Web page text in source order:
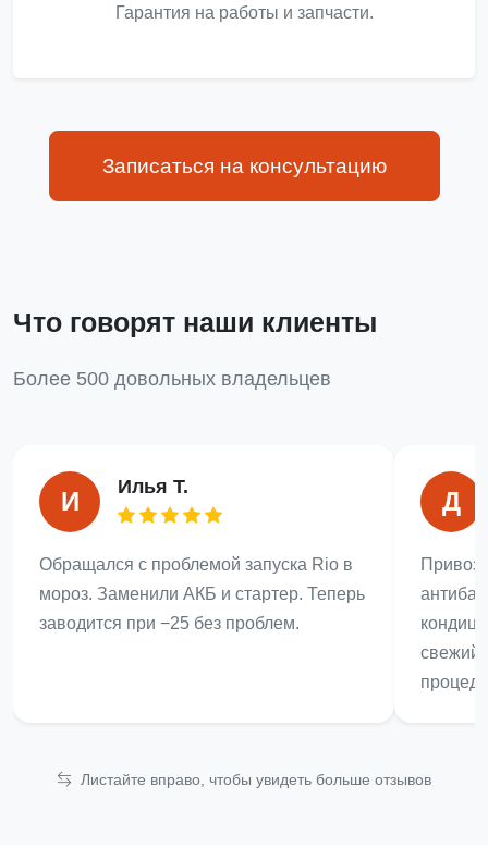
Гарантия на работы и запчасти.
Записаться на консультацию
Что говорят наши клиенты
Более 500 довольных владельцев
И
Илья Т.
Обращался с проблемой запуска Rio в
мороз. Заменили АКБ и стартер. Теперь
заводится при −25 без проблем.
Д
свежий.
Листайте вправо, чтобы увидеть больше отзывов